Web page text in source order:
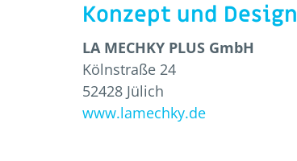
Konzept und Design
LA MECHKY PLUS GmbH
Kölnstraße 24
52428 Jülich
www.lamechky.de